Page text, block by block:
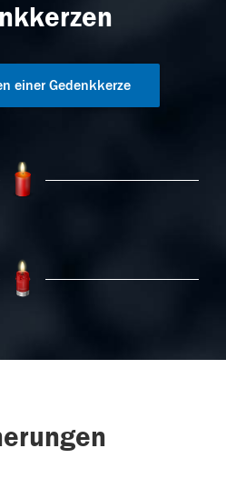
einer Gedenkkerze